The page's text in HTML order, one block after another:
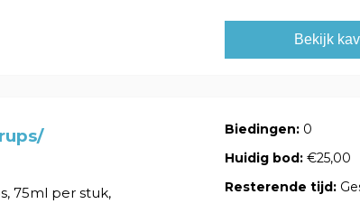
Bekijk
75ml per stuk,
Biedingen: 0
Huidig bod:€25,00
Resterende tijd: